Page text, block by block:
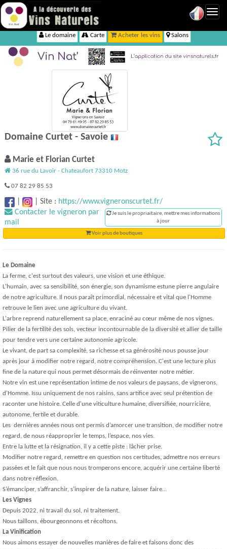
Le domaine Carte Acheter les vins Salons
Domaine Curtet - Savoie
Marie et Florian Curtet
36 rue du Lavoir - Chateaufort 73310 Motz
07 82 29 85 53
| |Site : https://www.vigneronscurtet.fr/
Contacter le vigneron par
mail
Je suis le propriaitaire, mettre mes informations
à jour
Voir plus de boutiques
Le Domaine
La ferme, c'est surtout des valeurs, une vision et une éthique.
L'humain, avec sa sensibilité, son énergie, son dynamisme estune pierre angulaire
de notre agriculture. Il nous paraît primordial, nécessaire et vital que l'Homme
retrouve le lien avec une agriculture du vivant.
L'arbre reprend naturellement sa place, enraciné au cœur même de nos vignes.
Pilier de la fertilité des sols, vecteur incontournable de la diversité et allier de taille
pour tendre vers une certaine autonomie agricole.
Le vivant, de part sa complexité, sa richesse et sa générosité nous pousse jour
après jour à modifier notre regard, notre compréhension. C'est une lecture plus
fine de la nature qui nous permet désormais de réinventer notre métier.
Notre vin est une représentation intime de nos valeurs de paysans, de vignerons,
d'Homme. Issu uniquement de nos raisins, sans artifice avec seul prétention de
raconter une histoire. Celle d'une viticulture humaine, diversifiée, nourricière,
autonome, fertile et durable.
Les dernières années nous ont permis d’amorcer une transition, de modifier notre
regard, de nous réapproprier le temps, l’espace, nos vies.
Entre la lutte et la résignation, il y a cette piste : lâcher prise.
Modifier notre regard, remettre en question nos certitudes, admettre nos erreurs
passées et le fait que nous nous tromperons encore, acquérir une certaine liberté
dans notre réflexion.
S’émanciper, s’affranchir, s’inspirer de la nature, laisser faire…
Les Vignes
Depuis 2022, ni travail du sol, ni traitement.
Nous taillons, ébourgeonnons et récoltons.
La Vinification
Nous aimons essayer de nouvelles manières de faire et faisons donc des